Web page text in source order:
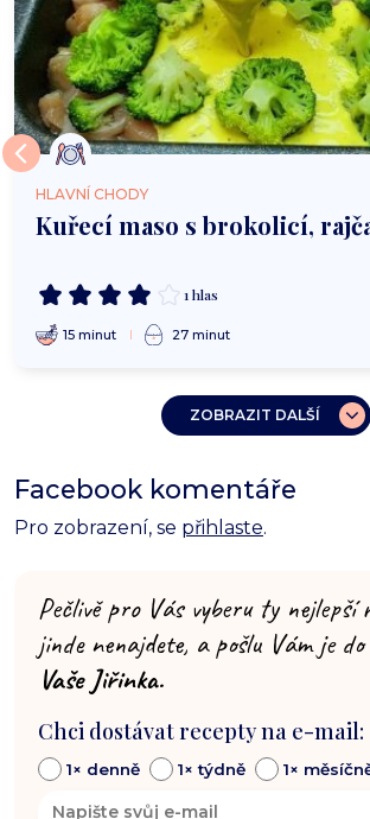
HLAVNÍ CHODY
Kuřecí maso s brokolicí,
1 hlas
15 minut 27 minut
ZOBRAZIT DALŠÍ
Facebook komentáře
Pro zobrazení, se přihlaste.
Pečlivě pro Vás vyberu ty nejlepší
jinde nenajdete, a pošlu Vám je
Vaše Jiřinka.
Chci dostávat recepty na e-mail:
1× denně 1× týdně 1×